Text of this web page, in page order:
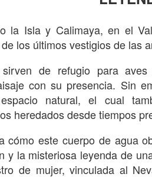
la Isla y Calimaya, en el
los últimos vestigios de las
de refugio para
con su presencia. Sin
natural, el cual
heredados desde tiempos
cómo este cuerpo de agua
y la misteriosa leyenda de
de mujer, vinculada al
peligroso no está enfrente,
es indispensable, pero
de la derrota. Creerse
tomada con exceso
al protagonista de una
lo que explora
la importancia de la
y a descubrir el